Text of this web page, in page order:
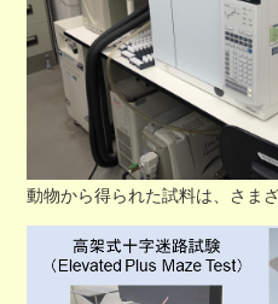
動物から得られた試料は、さま